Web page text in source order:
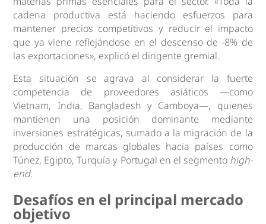
cadena productiva está haciendo esfuerzos para
mantener precios competitivos y reducir el impacto
que ya viene reflejándose en el descenso de -8% de
las exportaciones», explicó el dirigente gremial.
Esta situación se agrava al considerar la fuerte
competencia de proveedores asiáticos —como
Vietnam, India, Bangladesh y Camboya—, quienes
mantienen una posición dominante mediante
inversiones estratégicas, sumado a la migración de la
producción de marcas globales hacia países como
Túnez, Egipto, Turquía y Portugal en el segmento high-
end.
Desafíos en el principal mercado
objetivo